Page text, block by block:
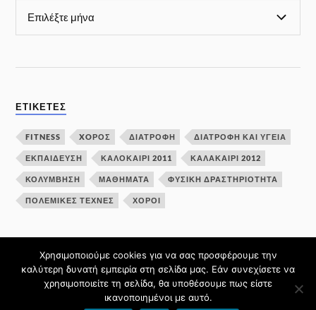
ΕΤΙΚΈΤΕΣ
FITNESS XOΡΌΣ ΔΙΑΤΡΟΦΗ ΔΙΑΤΡΟΦΉ ΚΑΙ ΥΓΕΊΑ
ΕΚΠΑΙΔΕΥΣΗ ΚΑΛΟΚΑΙΡΙ 2011 ΚΑΛΑΚΑΊΡΙ 2012
ΚΟΛΎΜΒΗΣΗ ΜΑΘΗΜΑΤΑ ΦΥΣΙΚΗ ΔΡΑΣΤΗΡΙΟΤΗΤΑ
ΠΟΛΕΜΙΚΈΣ ΤΈΧΝΕΣ ΧΟΡΟΊ
ΥΠΟΣΤΗΡΙΖΌΜΕΝΟ ΑΠΌ BLOGS.SCH.GR & ΘΈΜΑ
ΒΑΣΙΣΜΈΝΟ ΣΤΟ LOVECRAFTΑΠΌ ΤΟΝANDERS NORÉN
Χρησιμοποιούμε cookies για να σας προσφέρουμε την
καλύτερη δυνατή εμπειρία στη σελίδα μας. Εάν συνεχίσετε να
χρησιμοποιείτε τη σελίδα, θα υποθέσουμε πως είστε
ικανοποιημένοι με αυτό.